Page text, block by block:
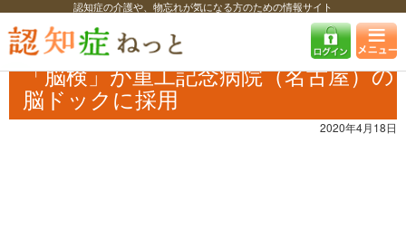
認知症の介護や、物忘れが気になる方のための情報サイト
認知症ねっと 認知症最新ニュース 予防・改善
「脳検」が重工記念病
院（名古屋）の脳ドックに採用
「脳検」が重工記念病院（名古屋）の
脳ドックに採用
2020年4月18日